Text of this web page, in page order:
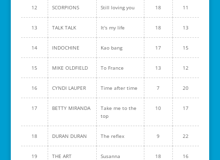
12 SCORPIONS Still loving you 18 11
13 TALK TALK It's my life 18 13
14 INDOCHINE Kao bang 17 15
15 MIKE OLDFIELD To France 13 12
16 CYNDI LAUPER Time after time 7 20
17 BETTY MIRANDA
Take me to the
top
10 17
18 DURAN DURAN The reflex 9 22
19
THE ART
Susanna 18 16